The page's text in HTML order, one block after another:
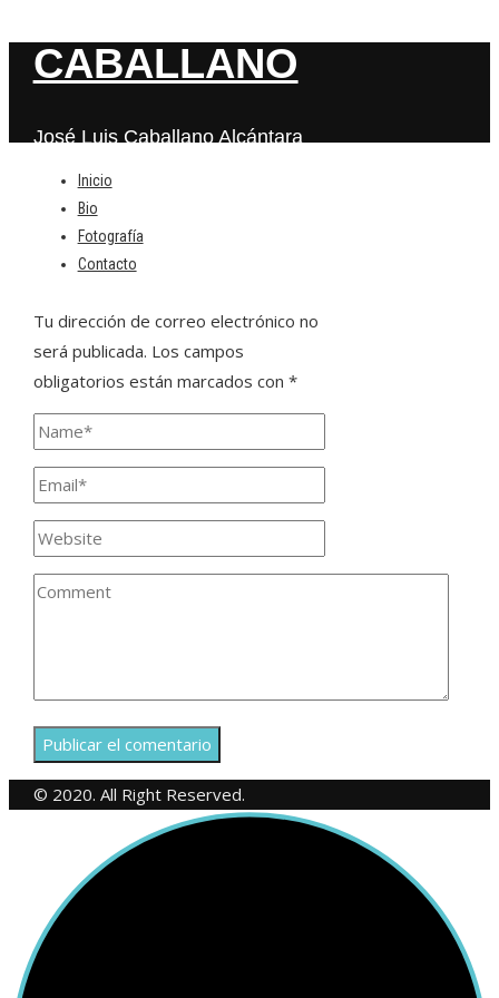
CABALLANO
José Luis Caballano Alcántara
Inicio
Bio
Fotografía
Contacto
Deja una respuesta
Tu dirección de correo electrónico no
será publicada. Los campos
obligatorios están marcados con *
© 2020. All Right Reserved.